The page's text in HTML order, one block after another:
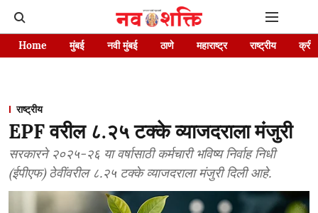
Home मुंबई नवी मुंबई ठाणे महाराष्ट्र राष्ट्रीय
राष्ट्रीय
EPF वरील ८.२५ टक्के व्याजदराला मंजुरी
सरकारने २०२५-२६ या वर्षासाठी कर्मचारी भविष्य निर्वाह निधी
(ईपीएफ) ठेवींवरील ८.२५ टक्के व्याजदराला मंजुरी दिली आहे.